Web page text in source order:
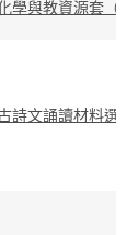
學與教資源套（
文誦讀材料選編